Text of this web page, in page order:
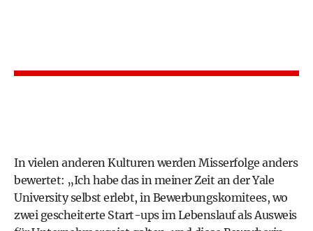
In vielen anderen Kulturen werden Misserfolge anders
bewertet: „Ich habe das in meiner Zeit an der Yale
University selbst erlebt, in Bewerbungskomitees, wo
zwei gescheiterte Start-ups im Lebenslauf als Ausweis